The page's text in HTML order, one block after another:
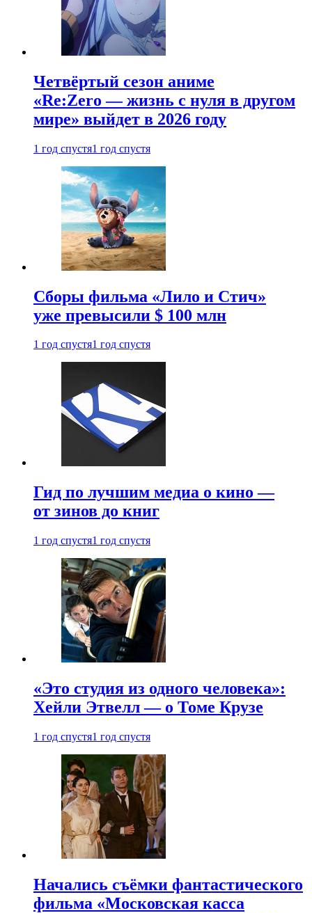
Четвёртый сезон аниме
«Re:Zero — жизнь с нуля в другом
мире» выйдет в 2026 году
1 год спустя1 год спустя
Сборы фильма «Лило и Стич»
уже превысили $ 100 млн
1 год спустя1 год спустя
Гид по лучшим медиа о кино —
от зинов до книг
1 год спустя1 год спустя
«Это студия из одного человека»:
Хейли Этвелл — о Томе Крузе
1 год спустя1 год спустя
Начались съёмки фантастического
фильма «Московская касса